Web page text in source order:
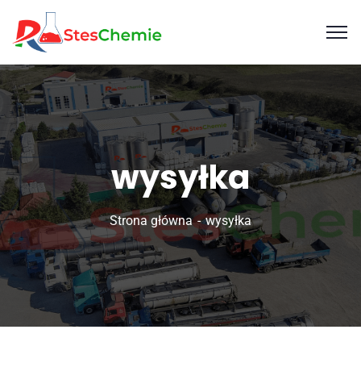
wysyłka
Strona główna wysyłka